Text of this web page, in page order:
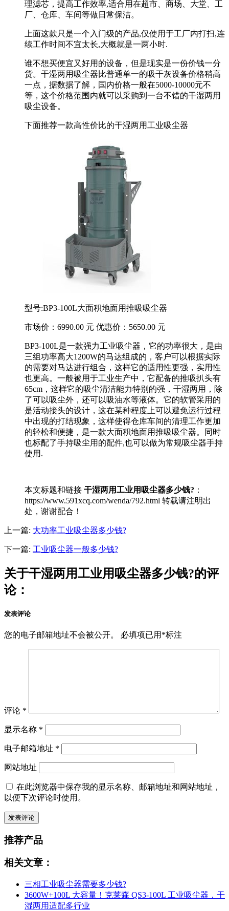
理滤芯，提高工作效率,适合用在超市、商场、大堂、工
厂、仓库、车间等做日常保洁。
上面这款只是一个入门级的产品,仅使用于工厂内打扫,连
续工作时间不宜太长,大概就是一两小时.
谁不想买便宜又好用的设备，但是现实是一份价钱一分
货。干湿两用吸尘器比普通单一的吸干灰设备价格稍高
一点，据数据了解，国内价格一般在5000-10000元不
等，这个价格范围内就可以采购到一台不错的干湿两用
吸尘设备。
下面推荐一款高性价比的干湿两用工业吸尘器
型号:BP3-100L大面积地面用推吸吸尘器
市场价：6990.00 元 优惠价：5650.00 元
BP3-100L是一款强力工业吸尘器，它的功率很大，是由
三组功率高大1200W的马达组成的，客户可以根据实际
的需要对马达进行组合，这样它的适用性更强，实用性
也更高。一般被用于工业生产中，它配备的推吸扒头有
65cm，这样它的吸尘清洁能力特别的强，干湿两用，除
了可以吸尘外，还可以吸油水等液体。它的软管采用的
是活动接头的设计，这在某种程度上可以避免运行过程
中出现的打结现象，这样使得仓库车间的清理工作更加
的轻松和便捷，是一款大面积地面用推吸吸尘器。同时
也标配了手持吸尘用的配件,也可以做为常规吸尘器手持
使用.
本文标题和链接 干湿两用工业用吸尘器多少钱? ：
https://www.591xcq.com/wenda/792.html 转载请注明出
处，谢谢配合！
上一篇: 大功率工业吸尘器多少钱?
下一篇: 工业吸尘器一般多少钱?
关于干湿两用工业用吸尘器多少钱?的评
论：
发表评论
您的电子邮箱地址不会被公开。 必填项已用 *标注
评论 *
显示名称 *
电子邮箱地址 *
网站地址
在此浏览器中保存我的显示名称、邮箱地址和网站地址，
以便下次评论时使用。
推荐产品
相关文章：
三相工业吸尘器需要多少钱?
3600W+100L 大容量！克莱森 QS3-100L 工业吸尘器，干
湿两用适配多行业